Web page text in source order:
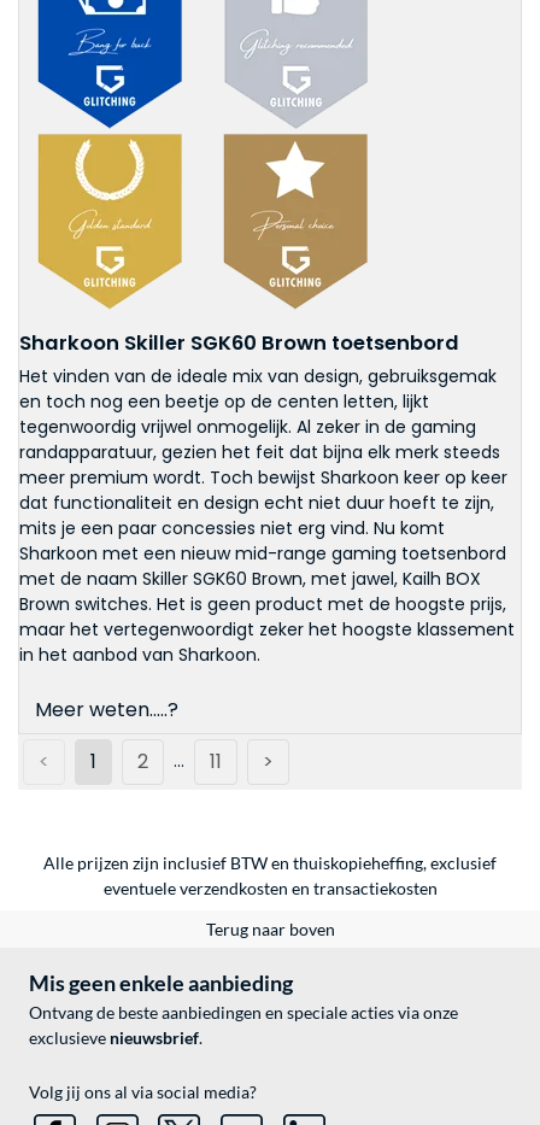
Sharkoon Skiller SGK60 Brown toetsenbord
Het vinden van de ideale mix van design, gebruiksgemak
en toch nog een beetje op de centen letten, lijkt
tegenwoordig vrijwel onmogelijk. Al zeker in de gaming
randapparatuur, gezien het feit dat bijna elk merk steeds
meer premium wordt. Toch bewijst Sharkoon keer op keer
dat functionaliteit en design echt niet duur hoeft te zijn,
mits je een paar concessies niet erg vind. Nu komt
Sharkoon met een nieuw mid-range gaming toetsenbord
met de naam Skiller SGK60 Brown, met jawel, Kailh BOX
Brown switches. Het is geen product met de hoogste prijs,
maar het vertegenwoordigt zeker het hoogste klassement
in het aanbod van Sharkoon.
Meer weten.....?
<
1 2 ... 11 >
Alle prijzen zijn inclusief BTW en thuiskopieheffing, exclusief
eventueleverzendkosten en transactiekosten
Terug naar boven
Mis geen enkele aanbieding
Ontvang de beste aanbiedingen en speciale acties via onze
exclusieve nieuwsbrief.
Volg jij ons al via social media?